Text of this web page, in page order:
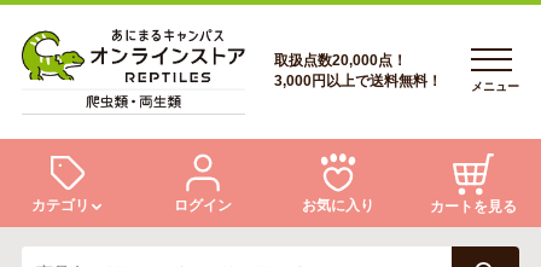
取扱点数20,000点！
3,000円以上で送料無料！
メニュー
カテゴリ ログイン お気に入り カートを見る